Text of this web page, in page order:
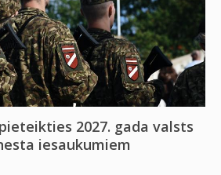
2027. gada valsts
iesaukumiem